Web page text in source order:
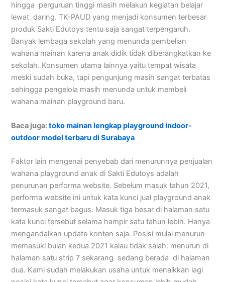
hingga perguruan tinggi masih melakun kegiatan belajar
lewat daring. TK-PAUD yang menjadi konsumen terbesar
produk Sakti Edutoys tentu saja sangat terpengaruh.
Banyak lembaga sekolah yang menunda pembelian
wahana mainan karena anak didik tidak diberangkatkan ke
sekolah. Konsumen utama lainnya yaitu tempat wisata
meski sudah buka, tapi pengunjung masih sangat terbatas
sehingga pengelola masih menunda untuk membeli
wahana mainan playground baru.
Baca juga:toko mainan lengkap playground indoor-
outdoor model terbaru di Surabaya
Faktor lain mengenai penyebab dari menurunnya penjualan
wahana playground anak di Sakti Edutoys adalah
penurunan performa website. Sebelum masuk tahun 2021,
performa website ini untuk kata kunci jual playground anak
termasuk sangat bagus. Masuk tiga besar di halaman satu
kata kunci tersebut selama hampir satu tahun lebih. Hanya
mengandalkan update konten saja. Posisi mulai menurun
memasuki bulan kedua 2021 kalau tidak salah. menurun di
halaman satu strip 7 sekarang sedang berada di halaman
dua. Kami sudah melakukan usaha untuk menaikkan lagi